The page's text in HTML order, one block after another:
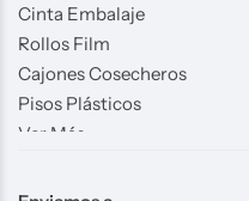
Cinta Embalaje
Rollos Film
Cajones Cosecheros
Pisos Plásticos
Ver Más